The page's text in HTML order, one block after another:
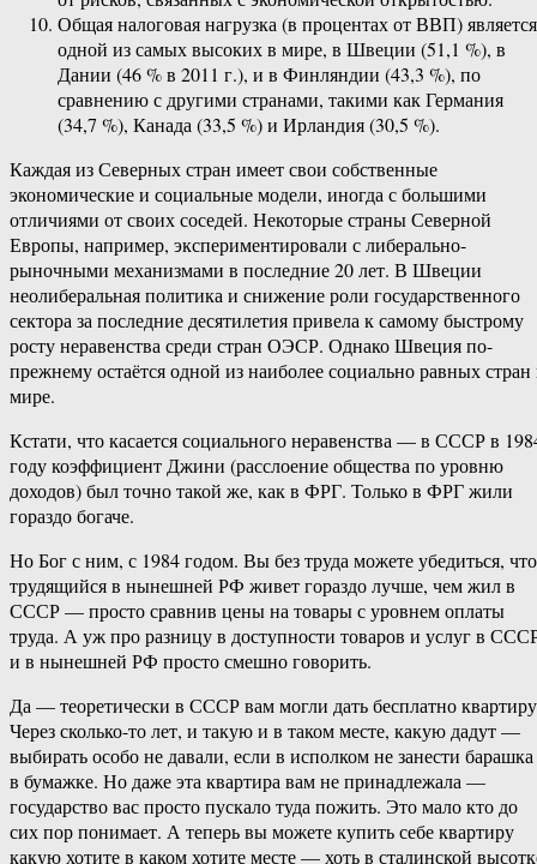
Общая налоговая нагрузка (в процентах от ВВП) является
одной из самых высоких в мире, в Швеции (51,1 %), в
Дании (46 % в 2011 г.), и в Финляндии (43,3 %), по
сравнению с другими странами, такими как Германия
(34,7 %), Канада (33,5 %) и Ирландия (30,5 %).
Каждая из Северных стран имеет свои собственные
экономические и социальные модели, иногда с большими
отличиями от своих соседей. Некоторые страны Северной
Европы, например, экспериментировали с либерально-
рыночными механизмами в последние 20 лет. В Швеции
неолиберальная политика и снижение роли государственного
сектора за последние десятилетия привела к самому быстрому
росту неравенства среди стран ОЭСР. Однако Швеция по-
прежнему остаётся одной из наиболее социально равных стран
мире.
Кстати, что касается социального неравенства — в СССР в
году коэффициент Джини (расслоение общества по уровню
доходов) был точно такой же, как в ФРГ. Только в ФРГ жили
гораздо богаче.
Но Бог с ним, с 1984 годом. Вы без труда можете убедиться, что
трудящийся в нынешней РФ живет гораздо лучше, чем жил в
СССР — просто сравнив цены на товары с уровнем оплаты
труда. А уж про разницу в доступности товаров и услуг в
и в нынешней РФ просто смешно говорить.
Да — теоретически в СССР вам могли дать бесплатно
Через сколько-то лет, и такую и в таком месте, какую дадут —
выбирать особо не давали, если в исполком не занести барашка
в бумажке. Но даже эта квартира вам не принадлежала —
государство вас просто пускало туда пожить. Это мало кто до
сих пор понимает. А теперь вы можете купить себе квартиру
какую хотите в каком хотите месте — хоть в сталинской